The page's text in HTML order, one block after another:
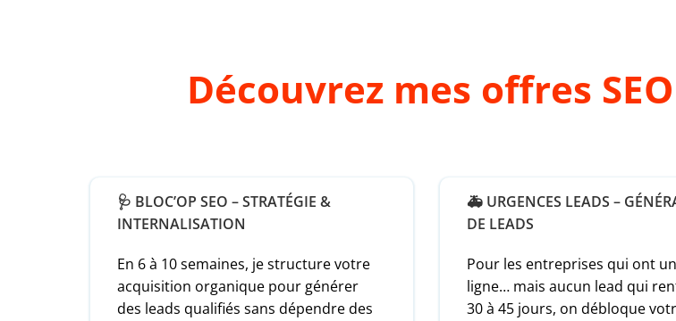
Découvrez mes offres
🩺 BLOC’OP SEO – STRATÉGIE &
INTERNALISATION
En 6 à 10 semaines, je structure votre
acquisition organique pour générer
des leads qualifiés sans dépendre des
🚑 URGENCES LEADS –
DE LEADS
Pour les entreprises qui ont
ligne… mais aucun lead qui
30 à 45 jours, on débloque